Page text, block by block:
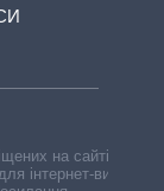
на сайті,
інтернет-видань